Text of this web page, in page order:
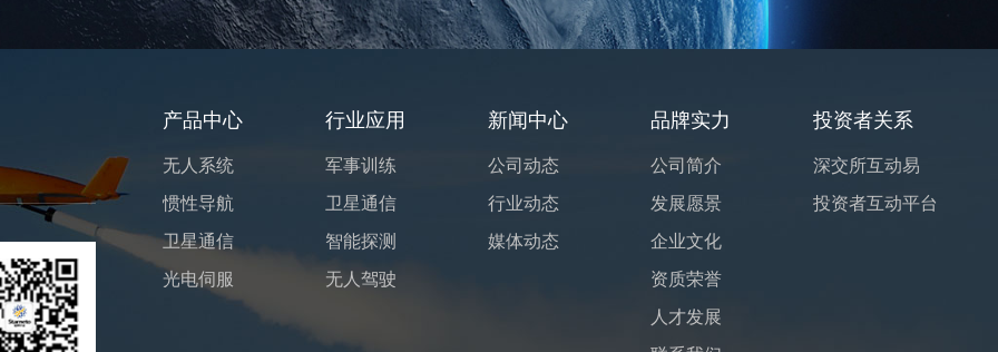
产品中心
无人系统
惯性导航
卫星通信
光电伺服
行业应用
军事训练
卫星通信
智能探测
无人驾驶
新闻中心
公司动态
行业动态
媒体动态
品牌实力
公司简介
发展愿景
企业文化
资质荣誉
人才发展
投资者关系
深交所互动易
投资者互动平台